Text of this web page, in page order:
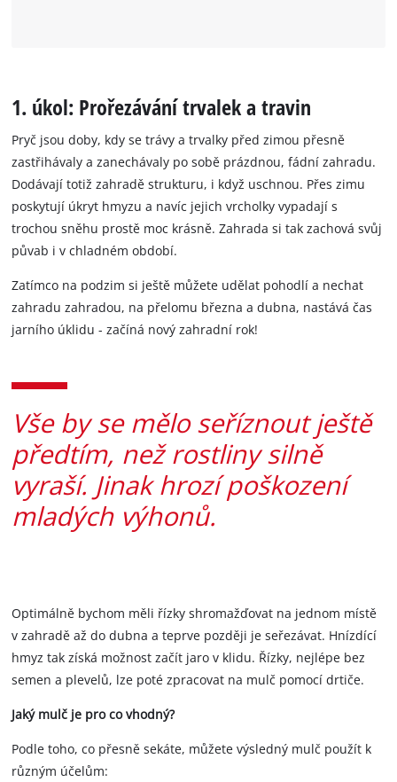
1. úkol: Prořezávání trvalek a travin
Pryč jsou doby, kdy se trávy a trvalky před zimou přesně
zastřihávaly a zanechávaly po sobě prázdnou, fádní zahradu.
Dodávají totiž zahradě strukturu, i když uschnou. Přes zimu
poskytují úkryt hmyzu a navíc jejich vrcholky vypadají s
trochou sněhu prostě moc krásně. Zahrada si tak zachová svůj
půvab i v chladném období.
Zatímco na podzim si ještě můžete udělat pohodlí a nechat
zahradu zahradou, na přelomu března a dubna, nastává čas
jarního úklidu - začíná nový zahradní rok!
Vše by se mělo seříznout ještě
předtím, než rostliny silně
vyraší. Jinak hrozí poškození
mladých výhonů.
Optimálně bychom měli řízky shromažďovat na jednom místě
v zahradě až do dubna a teprve později je seřezávat. Hnízdící
hmyz tak získá možnost začít jaro v klidu. Řízky, nejlépe bez
semen a plevelů, lze poté zpracovat na mulč pomocí drtiče.
Jaký mulč je pro co vhodný?
Podle toho, co přesně sekáte, můžete výsledný mulč použít k
různým účelům: